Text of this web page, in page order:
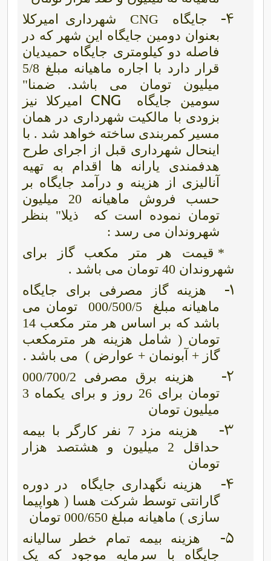
4-
جایگاه CNG شهرداری امیرکلا
بعنوان دومین جایگاه
این شهر که در
فاصله دو کیلومتری جایگاه حمیدیان
قرار دارد با اجاره ماهیانه مبلغ 5/8
میلیون تومان می باشد. ضمنا"
سومین جایگاه
CNG
امیرکلا نیز
بزودی با مالکیت شهرداری در همان
مسیر کمربندی ساخته خواهد شد . با
اینحال شهرداری قبل از اجرای طرح
هدفمندی یارانه ها اقدام به تهیه
آنالیزی از هزینه و درآمد جایگاه بر
حسب فروش ماهیانه 20 میلیون
تومان نموده است که
ذیلا" بنظر
شهروندان می رسد :
* قیمت هر متر مکعب گاز برای
شهروندان 40 تومان می باشد .
1-
هزینه گاز مصرفی برای جایگاه
ماهیانه مبلغ
000/500/5
تومان می
باشد که بر اساس هر متر مکعب 14
تومان ( شامل هزینه هر مترمکعب
گاز + آبونمان + عوارض )
می باشد .
2-
هزینه برق مصرفی 000/700/2
تومان برای 26 روز و برای یکماه 3
میلیون تومان
3-
هزینه مزد 7 نفر کارگر با بیمه
حداقل 2 میلیون و هشتصد هزار
تومان
4- هزینه نگهداری جایگاه
در دوره
گارانتی توسط شرکت هسا ( هواپیما
سازی ) ماهیانه مبلغ 000/650 تومان
5-
هزینه بیمه تمام خطر سالیانه
جایگاه با سرمایه موجود که یک